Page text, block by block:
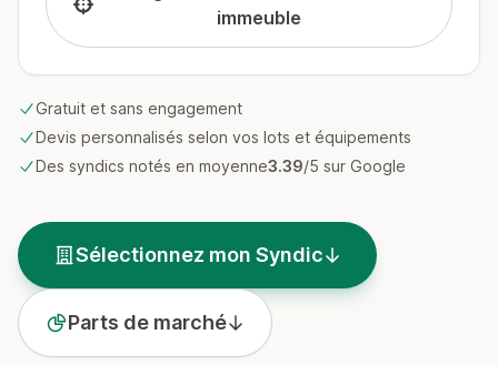
immeuble
Gratuit et sans engagement
Devis personnalisés selon vos lots et équipements
Des syndics notés en moyenne3.39/5 sur Google
Sélectionnez mon Syndic
Parts de marché